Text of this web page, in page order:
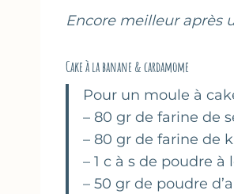
Encore meilleur après
Cake à la banane & cardamome
Pour un moule à
– 80 gr de farine de
– 80 gr de farine de
– 1 c à s de poudre à
– 50 gr de poudre